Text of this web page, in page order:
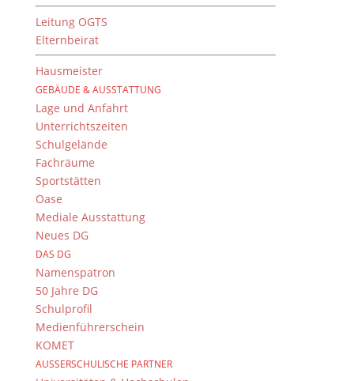
Leitung OGTS
Elternbeirat
Hausmeister
GEBÄUDE & AUSSTATTUNG
Lage und Anfahrt
Unterrichtszeiten
Schulgelände
Fachräume
Sportstätten
Oase
Mediale Ausstattung
Neues DG
DAS DG
Namenspatron
50 Jahre DG
Schulprofil
Medienführerschein
KOMET
AUSSERSCHULISCHE PARTNER
auf der Homepage der Fachschaft Chemie.
Als junge und junggebliebene Fachschaft
legen wir sehr viel Wert auf einen
modernen, abwechslungsreichen und
schüleraktiven Unterricht. Wir freuen uns,
die Schülerinnen und Schüler auf vielfältige
Weise für unser Fach zu begeistern. Sei es
durch einen Unterricht, der durch eine